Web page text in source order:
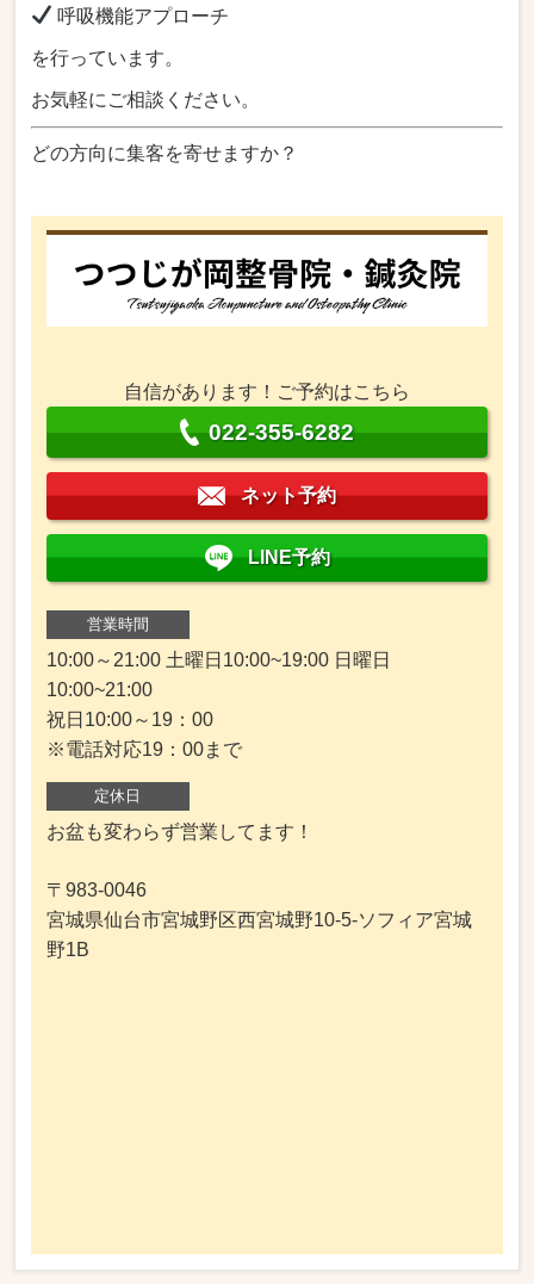
呼吸機能アプローチ
を行っています。
お気軽にご相談ください。
どの方向に集客を寄せますか？
自信があります！ご予約はこちら
022-355-6282
ネット予約
LINE予約
営業時間
10:00～21:00 土曜日10:00~19:00 日曜日
10:00~21:00
祝日10:00～19：00
※電話対応19：00まで
定休日
お盆も変わらず営業してます！
〒983-0046
宮城県仙台市宮城野区西宮城野10-5-ソフィア宮城
野1B